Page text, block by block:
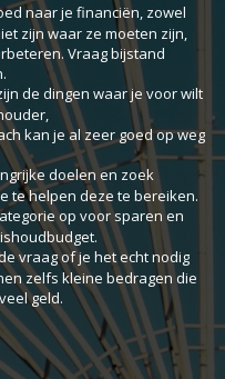
naar je financiën, zowel
zijn waar ze moeten zijn,
Vraag bijstand
de dingen waar je voor wilt
kan je al zeer goed op weg
doelen en zoek
te helpen deze te bereiken.
op voor sparen en
vraag of je het echt nodig
zelfs kleine bedragen die
geld.